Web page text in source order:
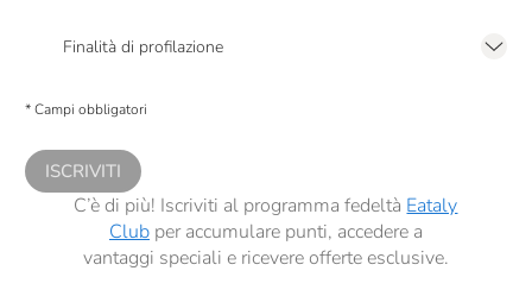
Vicente Marino
Vignola
Villa De Varda
Villani
Finalità di profilazione
comunicazioni commerciali personalizzate, in caso di consenso prestato ai
* Campi obbligatori
ISCRIVITI
C’è di più! Iscriviti al programma fedeltà Eataly
Clubper accumulare punti, accedere a
vantaggi speciali e ricevere offerte esclusive.